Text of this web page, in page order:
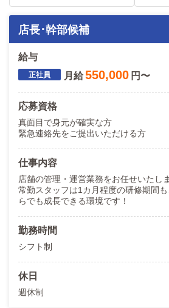
店長･幹部候補
給与
月給550,000 円〜
応募資格
真面目で身元が確実な方
緊急連絡先をご提出いただける方
仕事内容
店舗の管理・運営業務をお任せいたしま
常勤スタッフは1カ月程度の研修期間
らでも成長できる環境です！
勤務時間
シフト制
休日
週休制